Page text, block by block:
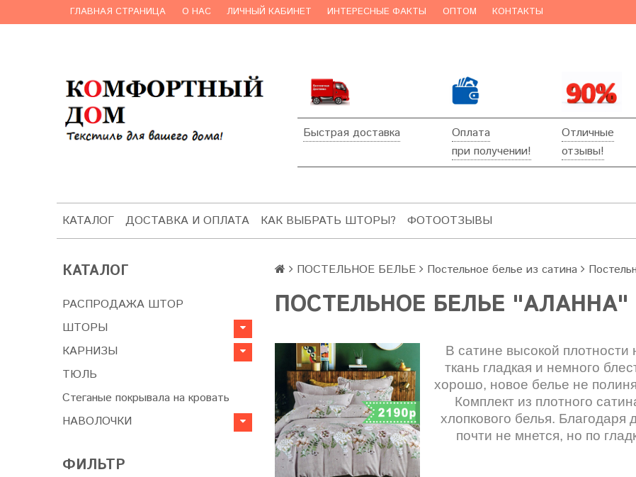
ГЛАВНАЯ СТРАНИЦА О НАС ЛИЧНЫЙ КАБИНЕТ ИНТЕРЕСНЫЕ ФАКТЫ ОПТОМ КОНТАКТЫ
Быстрая доставка
Оплата
при получении!
Отличные
отзывы!
КАТАЛОГ ДОСТАВКА И ОПЛАТА КАК ВЫБРАТЬ ШТОРЫ? ФОТООТЗЫВЫ
КАТАЛОГ
РАСПРОДАЖА ШТОР
ШТОРЫ
КАРНИЗЫ
ТЮЛЬ
Стеганые покрывала на кровать
НАВОЛОЧКИ
ФИЛЬТР
ПОСТЕЛЬНОЕ БЕЛЬЕ Постельное белье из сатина
ПОСТЕЛЬНОЕ БЕЛЬЕ "АЛАННА"
В сатине высокой плотности
ткань гладкая и немного
хорошо, новое белье не
Комплект из плотного
хлопкового белья.
почти не мнется, но по